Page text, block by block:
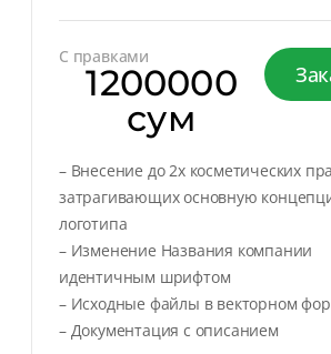
С правками
1200000
сум
– Внесение до 2х косметических
затрагивающих основную
логотипа
– Изменение Названия компании
идентичным шрифтом
– Исходные файлы в векторном
– Документация с описанием